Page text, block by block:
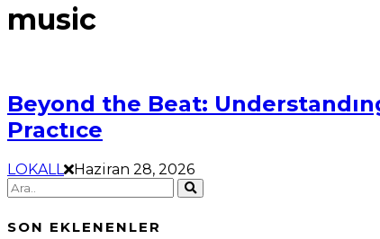
music
Beyond the Beat:
Practıce
LOKALL Haziran 28, 2026
SON EKLENENLER